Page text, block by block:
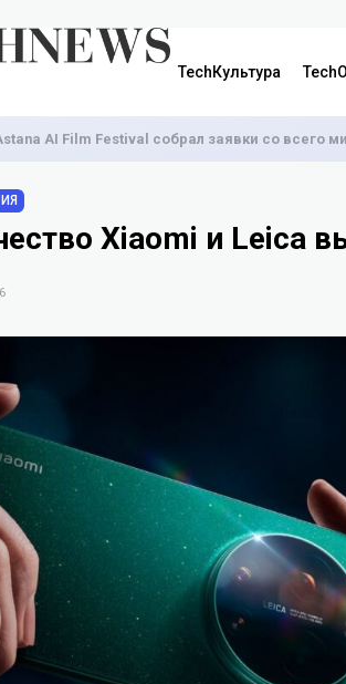
TechКультура
AI Film Festival собрал заявки со всего
Xiaomi и Leica